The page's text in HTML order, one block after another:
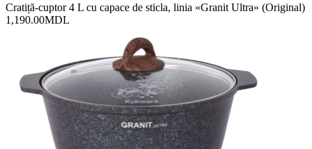
Cratiță-cuptor 4 L cu сapace de sticla, linia «Granit Ultra» (Original)
1,190.00MDL